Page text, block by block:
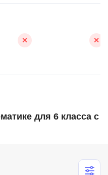
✕ ✕
для 6 класса с